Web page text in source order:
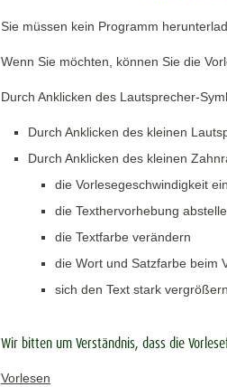
Sie müssen kein Programm
Wenn Sie möchten, können Sie die
Durch Anklicken des Lautsprecher-
Durch Anklicken des kleinen
Durch Anklicken des kleinen
die Vorlesegeschwindigkeit
die Texthervorhebung
die Textfarbe verändern
die Wort und Satzfarbe beim
sich den Text stark
Wir bitten um Verständnis, dass die
Vorlesen